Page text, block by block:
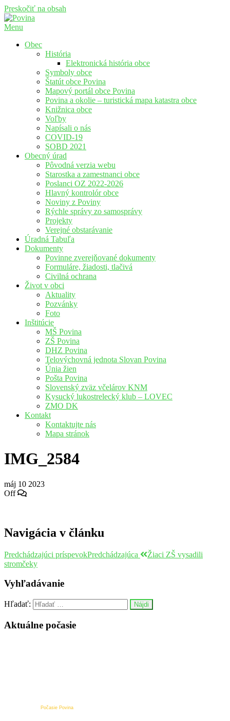
Preskočiť na obsah
Menu
Obec
História
Elektronická história obce
Symboly obce
Štatút obce Povina
Mapový portál obce Povina
Povina a okolie – turistická mapa katastra obce
Knižnica obce
Voľby
Napísali o nás
COVID-19
SOBD 2021
Obecný úrad
Pôvodná verzia webu
Starostka a zamestnanci obce
Poslanci OZ 2022-2026
Hlavný kontrolór obce
Noviny z Poviny
Rýchle správy zo samosprávy
Projekty
Verejné obstarávanie
Úradná Tabuľa
Dokumenty
Povinne zverejňované dokumenty
Formuláre, žiadosti, tlačivá
Civilná ochrana
Život v obci
Aktuality
Pozvánky
Foto
Inštitúcie
MŠ Povina
ZŠ Povina
DHZ Povina
Telovýchovná jednota Slovan Povina
Únia žien
Pošta Povina
Slovenský zväz včelárov KNM
Kysucký lukostrelecký klub – LOVEC
ZMO DK
Kontakt
Kontaktujte nás
Mapa stránok
IMG_2584
máj 10 2023
Off
Navigácia v článku
Predchádzajúci príspevokPredchádzajúca
Žiaci ZŠ vysadili
stromčeky
Vyhľadávanie
Hľadať:
Aktuálne počasie
Počasie Povina